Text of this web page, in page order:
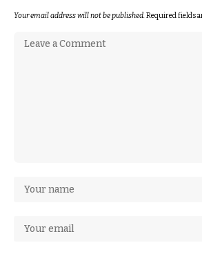
Your email address will not be published.Required fields